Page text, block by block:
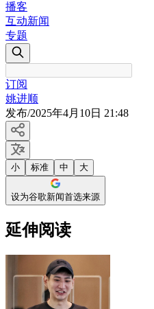
播客
互动新闻
专题
订阅
姚进顺
发布/2025年4月10日 21:48
小 标准 中 大
设为谷歌新闻首选来源
延伸阅读